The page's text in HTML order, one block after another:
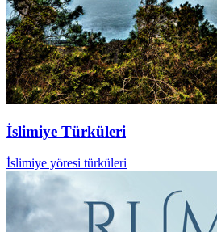
İslimiye Türküleri
İslimiye yöresi türküleri